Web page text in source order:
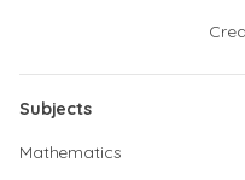
Subjects
Mathematics